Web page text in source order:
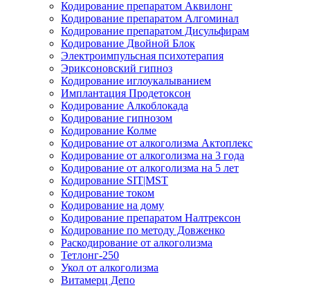
Кодирование препаратом Аквилонг
Кодирование препаратом Алгоминал
Кодирование препаратом Дисульфирам
Кодирование Двойной Блок
Электроимпульсная психотерапия
Эриксоновский гипноз
Кодирование иглоукалыванием
Имплантация Продетоксон
Кодирование Алкоблокада
Кодирование гипнозом
Кодирование Колме
Кодирование от алкоголизма Актоплекс
Кодирование от алкоголизма на 3 года
Кодирование от алкоголизма на 5 лет
Кодирование SIT|MST
Кодирование током
Кодирование на дому
Кодирование препаратом Налтрексон
Кодирование по методу Довженко
Раскодирование от алкоголизма
Тетлонг-250
Укол от алкоголизма
Витамерц Депо